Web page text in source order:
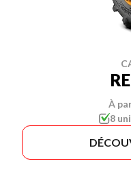
À
8